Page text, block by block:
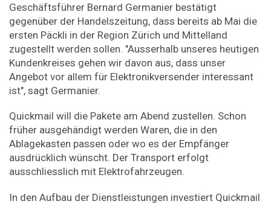
Geschäftsführer Bernard Germanier bestätigt
gegenüber der Handelszeitung, dass bereits ab Mai die
ersten Päckli in der Region Zürich und Mittelland
zugestellt werden sollen. "Ausserhalb unseres heutigen
Kundenkreises gehen wir davon aus, dass unser
Angebot vor allem für Elektronikversender interessant
ist", sagt Germanier.
Quickmail will die Pakete am Abend zustellen. Schon
früher ausgehändigt werden Waren, die in den
Ablagekasten passen oder wo es der Empfänger
ausdrücklich wünscht. Der Transport erfolgt
ausschliesslich mit Elektrofahrzeugen.
In den Aufbau der Dienstleistungen investiert Quickmail